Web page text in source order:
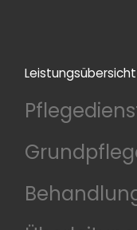
Leistungsübersicht